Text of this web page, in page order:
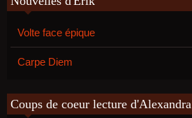
Volte face épique
Carpe Diem
Coups de coeur lecture d'Alexandra